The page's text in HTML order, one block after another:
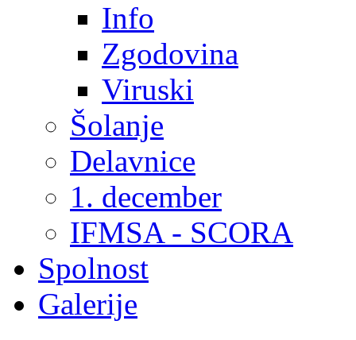
Info
Zgodovina
Viruski
Šolanje
Delavnice
1. december
IFMSA - SCORA
Spolnost
Galerije